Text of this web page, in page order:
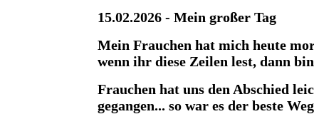
15.02.2026 - Mein großer Tag
Mein Frauchen hat mich heute
wenn ihr diese Zeilen lest, dann
Frauchen hat uns den Abschied
gegangen... so war es der beste